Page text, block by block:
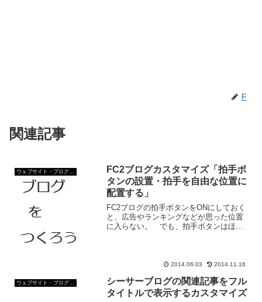
F
関連記事
FC2ブログカスタマイズ「拍手ボ
タンの設置・拍手を自由な位置に
配置する」
FC2ブログの拍手ボタンをONにしておく
と、広告やランキングなどが思った位置
に入らない。 でも、拍手ボタンはほし
2014.06.03 2014.11.16
ウェブサイト・ブログ作成
シーサーブログの関連記事をフル
タイトルで表示するカスタマイズ